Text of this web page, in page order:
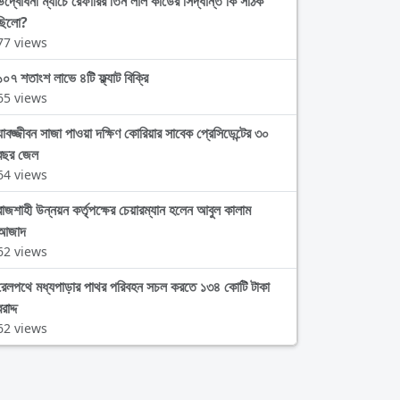
views
শতাংশ লাভে ৪টি ফ্ল্যাট বিক্রি
views
সাজা পাওয়া দক্ষিণ কোরিয়ার সাবেক প্রেসিডেন্টের ৩০
জেল
views
উন্নয়ন কর্তৃপক্ষের চেয়ারম্যান হলেন আবুল কালাম
views
মধ্যপাড়ার পাথর পরিবহন সচল করতে ১৩৪ কোটি টাকা
views